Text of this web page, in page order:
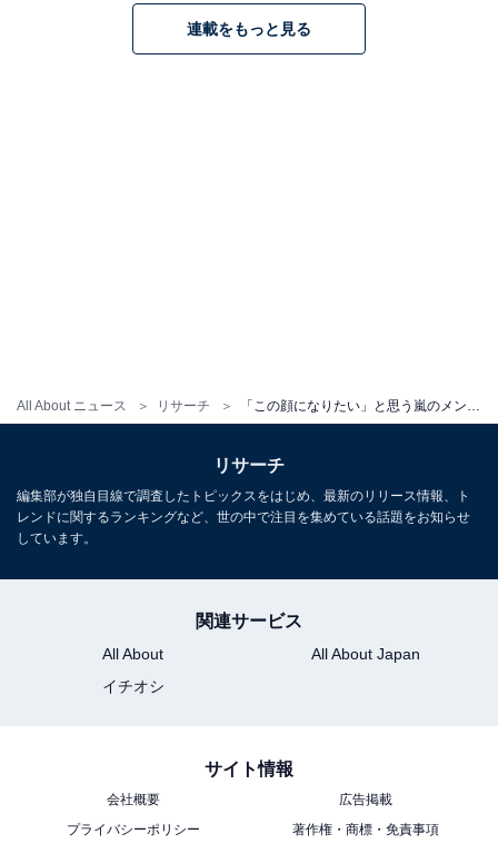
All About ニュース リサーチ
らに魅力が増していると感じます」（20代女性／神
※回答者からのコメントは原文ママです
※記事内容は執筆時点のものです。最新の内容をご確認
次ページ
連載をもっと見る
リサーチ
編集部が独自目線で調査したトピックスをはじめ、最新のリリース情報、ト
レンドに関するランキングなど、世の中で注目を集めている話題をお知らせ
しています。
関連サービス
All About
All About Japan
イチオシ
サイト情報
会社概要
広告掲載
プライバシーポリシー
著作権・商標・免責事項